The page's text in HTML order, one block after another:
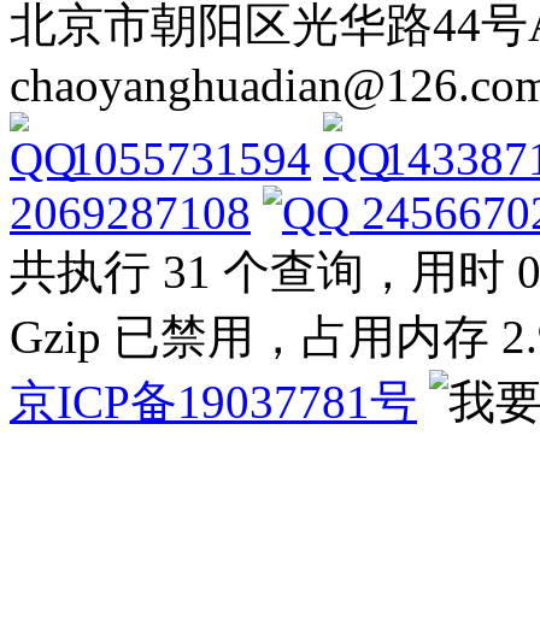
北京市朝阳区光华路44号
1055731594
2069287108
共执行 31 个查询，用时
Gzip 已禁用，占用内存
京ICP备19037781号